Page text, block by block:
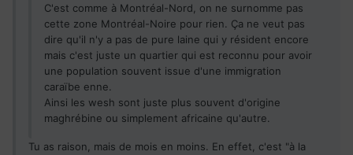
C'est comme à Montréal-Nord, on ne surnomme pas
cette zone Montréal-Noire pour rien. Ça ne veut pas
dire qu'il n'y a pas de pure laine qui y résident encore
mais c'est juste un quartier qui est reconnu pour avoir
une population souvent issue d'une immigration
caraïbe enne.
Ainsi les wesh sont juste plus souvent d'origine
maghrébine ou simplement africaine qu'autre.
Tu as raison, mais de mois en moins. En effet, c'est "à la